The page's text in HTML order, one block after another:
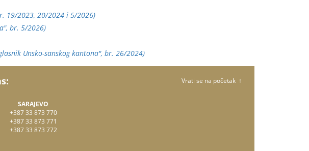
19/2023, 20/2024 i 5/2026)
br. 5/2026)
Unsko-sanskog kantona", br. 26/2024)
SARAJEVO
+387 33 873 770
+387 33 873 771
+387 33 873 772
Vrati se na početak ↑